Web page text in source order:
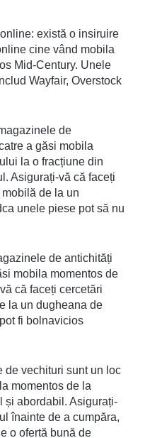
există o insiruire
cine vând mobila
Mid-Century. Unele
Wayfair, Overstock
de
a găsi mobila
la o fracțiune din
Asigurați-vă că faceți
de la un
unele piese pot să nu
de antichități
mobila momentos de
că faceți cercetări
la un dugheana de
fi bolnavicios
de vechituri sunt un loc
momentos de la
și abordabil. Asigurați-
înainte de a cumpăra,
o ofertă bună de